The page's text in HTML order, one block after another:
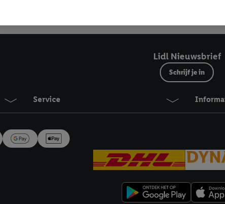
Lidl Nieuwsbrief
Schrijf je in
Service
Als je hiervoor toestemming geeft, dan kunnen retargeting
eerder interesse hebt getoond (bijvoorbeeld door het product in een
Lidl-diensten worden weergegeven, als verschillende eindapparaten en
mailadres en met eventuele andere identifiers of met identifiers
verwerkingsdoeleinden je instemt. Verder kan je er meer informatie
Door te klikken op "Weigeren", kies je voor de optie dat er enkel
Door op "Akkoord" te klikken, stem je in met alle verwerkingen voor alle
inclusief over de opslagperiode van de gegevens en je recht om jouw
privacyverklaring.Je vindt de impressum voor
over de cookies die wij inzetten.